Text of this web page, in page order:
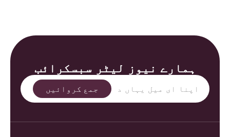
ہمارے نیوز لیٹر سبسکرائب